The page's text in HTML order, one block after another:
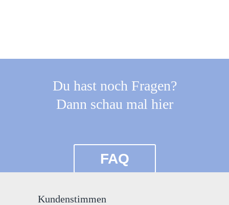
Du hast noch Fragen?
Dann schau mal hier
FAQ
Kundenstimmen